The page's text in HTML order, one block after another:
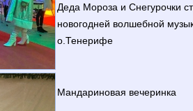
Деда Мороза и Снегурочки
новогодней волшебной
о.Тенерифе
Мандариновая вечеринка